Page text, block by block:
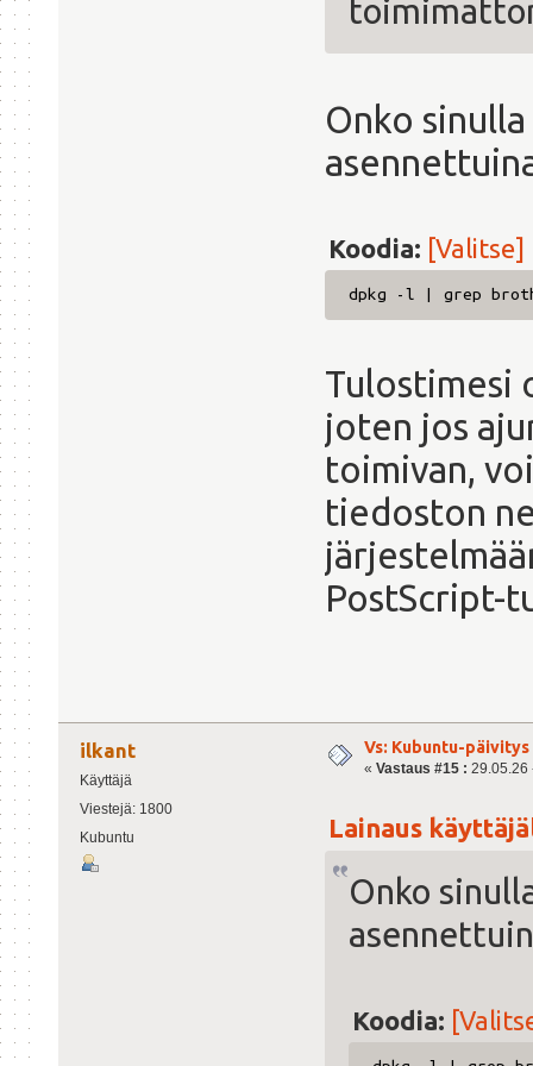
Onko
Koodia: [Valitse]
dpkg -l | grep
Tulostimesi
joten jos
toimivan,
tiedoston
PostScript-
ilkant
Käyttäjä
Viestejä: 1800
Kubuntu
Vs: Kubuntu-päivitys
« Vastaus #15 : 29.05.26
Lainaus
Onko
Koodia: